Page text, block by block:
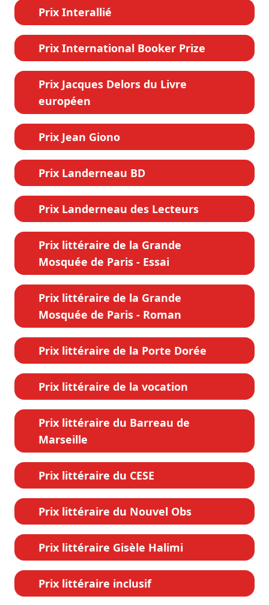
Prix Interallié
Prix International Booker Prize
Prix Jacques Delors du Livre
européen
Prix Jean Giono
Prix Landerneau BD
Prix Landerneau des Lecteurs
Prix littéraire de la Grande
Mosquée de Paris - Essai
Prix littéraire de la Grande
Mosquée de Paris - Roman
Prix littéraire de la Porte Dorée
Prix littéraire de la vocation
Prix littéraire du Barreau de
Marseille
Prix littéraire du CESE
Prix littéraire du Nouvel Obs
Prix littéraire Gisèle Halimi
Prix littéraire inclusif